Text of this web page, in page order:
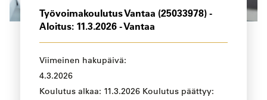
Työvoimakoulutus Vantaa (25033978) -
Aloitus: 11.3.2026 - Vantaa
Viimeinen hakupäivä:
4.3.2026
Koulutus alkaa: 11.3.2026 Koulutus päättyy: